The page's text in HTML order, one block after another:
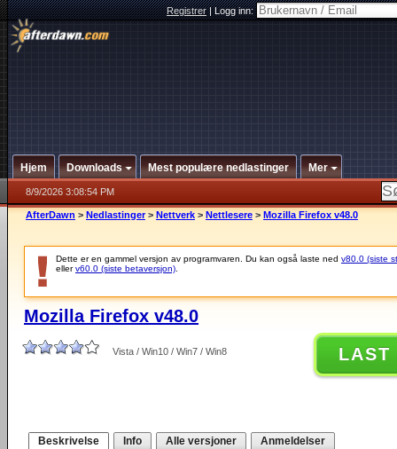
Registrer|Logg inn:
Hjem Downloads Mest populære nedlastinger Mer
8/9/2026 3:08:54 PM
AfterDawn > Nedlastinger > Nettverk > Nettlesere > Mozilla Firefox v48.0
Dette er en gammel versjon av programvaren. Du kan også laste ned v80.0 (siste
ellerv60.0 (siste betaversjon)
Mozilla Firefox v48.0
Vista / Win10 / Win7 / Win8 LAST
Beskrivelse Info Alle versjoner Anmeldelser